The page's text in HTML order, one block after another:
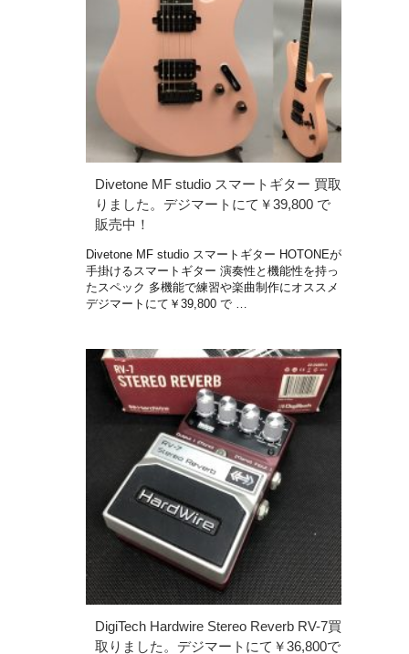
Divetone MF studio スマートギター 買取
りました。デジマートにて￥39,800 で
販売中！
Divetone MF studio スマートギター HOTONEが
手掛けるスマートギター 演奏性と機能性を持っ
たスペック 多機能で練習や楽曲制作にオススメ
デジマートにて￥39,800 で …
DigiTech Hardwire Stereo Reverb RV-7買
取りました。デジマートにて￥36,800で